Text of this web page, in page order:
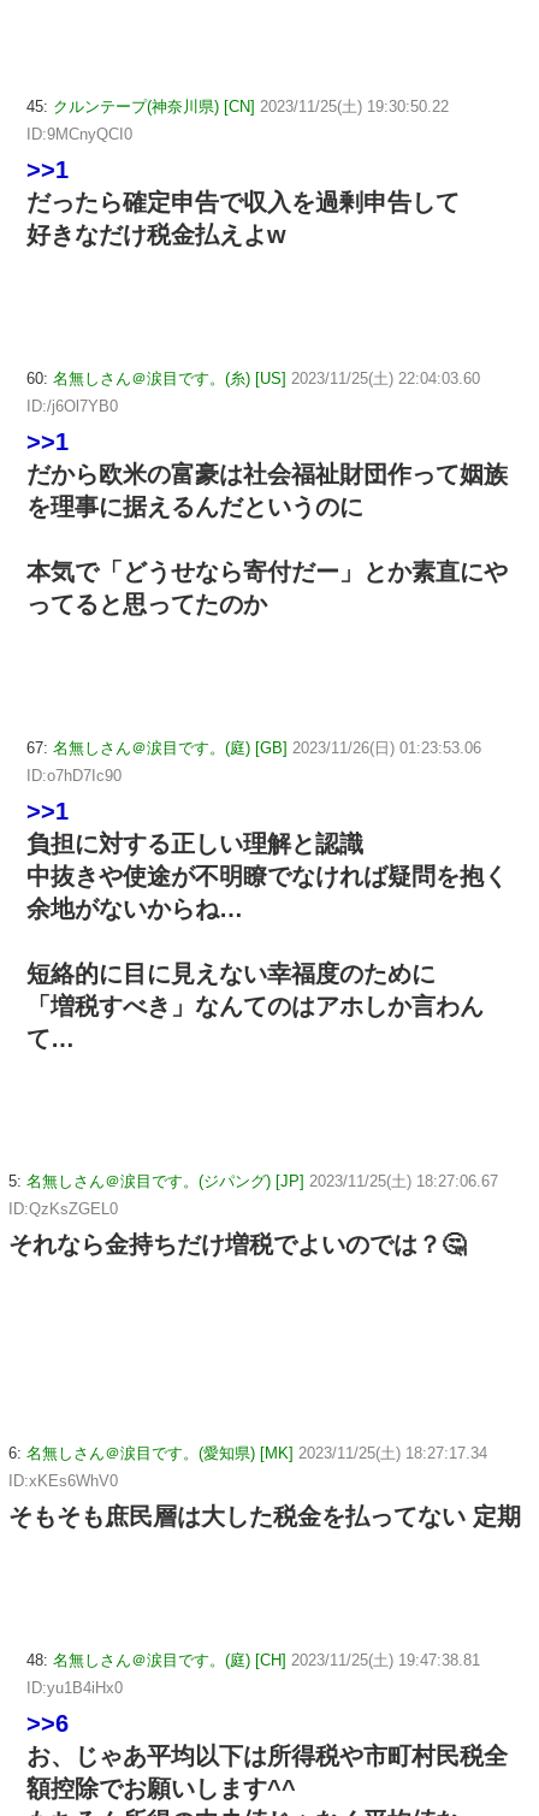
45: クルンテープ(神奈川県) [CN] 2023/11/25(土) 19:30:50.22
ID:9MCnyQCI0
>>1
だったら確定申告で収入を過剰申告して
好きなだけ税金払えよw
60: 名無しさん＠涙目です。(糸) [US] 2023/11/25(土) 22:04:03.60
ID:/j6Ol7YB0
>>1
だから欧米の富豪は社会福祉財団作って姻族
を理事に据えるんだというのに
本気で「どうせなら寄付だー」とか素直にや
ってると思ってたのか
67: 名無しさん＠涙目です。(庭) [GB] 2023/11/26(日) 01:23:53.06
ID:o7hD7Ic90
>>1
負担に対する正しい理解と認識
中抜きや使途が不明瞭でなければ疑問を抱く
余地がないからね…
短絡的に目に見えない幸福度のために
「増税すべき」なんてのはアホしか言わん
て…
5: 名無しさん＠涙目です。(ジパング) [JP] 2023/11/25(土) 18:27:06.67
ID:QzKsZGEL0
それなら金持ちだけ増税でよいのでは？🤔
6: 名無しさん＠涙目です。(愛知県) [MK] 2023/11/25(土) 18:27:17.34
ID:xKEs6WhV0
そもそも庶民層は大した税金を払ってない 定期
48: 名無しさん＠涙目です。(庭) [CH] 2023/11/25(土) 19:47:38.81
ID:yu1B4iHx0
>>6
お、じゃあ平均以下は所得税や市町村民税全
額控除でお願いします^^